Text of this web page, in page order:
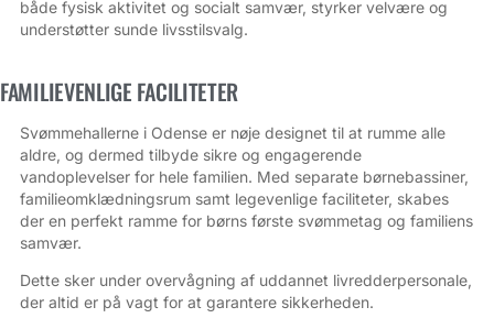
både fysisk aktivitet og socialt samvær, styrker velvære og
understøtter sunde livsstilsvalg.
FAMILIEVENLIGE FACILITETER
Svømmehallerne i Odense er nøje designet til at rumme alle
aldre, og dermed tilbyde sikre og engagerende
vandoplevelser for hele familien. Med separate børnebassiner,
familie­omklædningsrum samt legevenlige faciliteter, skabes
der en perfekt ramme for børns første svømmetag og familiens
samvær.
Dette sker under overvågning af uddannet livredderpersonale,
der altid er på vagt for at garantere sikkerheden.